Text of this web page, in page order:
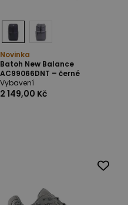
Novinka
Batoh New Balance
AC99066DNT – černé
Vybavení
2 149,00 Kč